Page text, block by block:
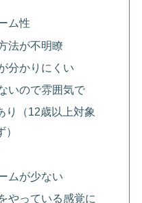
ム性
法が不明瞭
分かりにくい
いので雰囲気で
り（12歳以上対象
ムが少ない
やっている感覚に